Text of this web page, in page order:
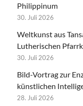
Philippinum
30. Juli 2026
Weltkunst aus
Lutherischen
30. Juli 2026
Bild-Vortrag zur
künstlichen
28. Juli 2026